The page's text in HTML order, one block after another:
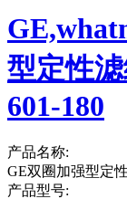
型定性
601-180
产品名称:
GE双圈加强型定
产品型号: